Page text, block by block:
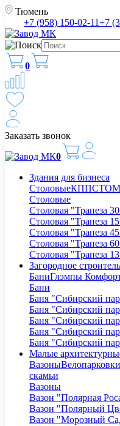
Тюмень
+7 (958) 150-02-11+7
0
Заказать звонок
0
Здания для бизнеса
СтоловыеКППСТО
Столовые
Столовая "Трапеза
Столовая "Трапеза
Столовая "Трапеза
Столовая "Трапеза
Столовая "Трапеза
Загородное
БаниГлэмпы
Бани
Баня "Сибирский
Баня "Сибирский
Баня "Сибирский
Баня "Сибирский
Баня "Сибирский
Малые
ВазоныВелопарковки
скамьи
Вазоны
Вазон "Полярная
Вазон "Полярный
Вазон "Морозный